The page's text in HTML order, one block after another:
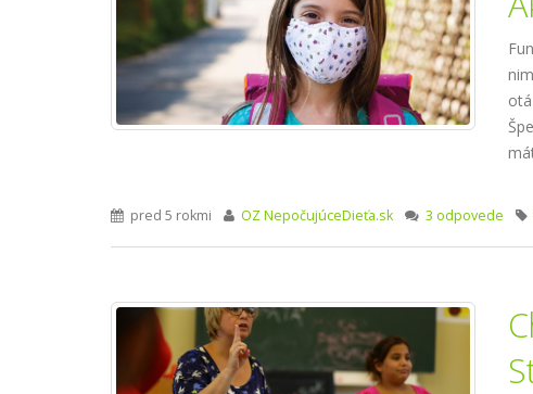
pred 5 rokmi OZ NepočujúceDieťa.sk 3 odpovede